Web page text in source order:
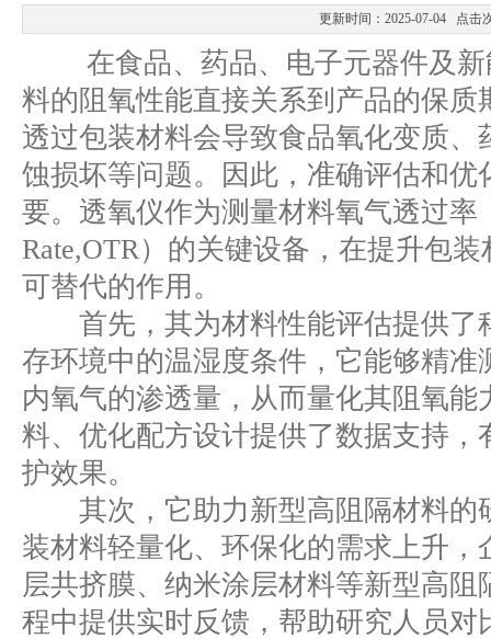
更新时间：2025-07-04 点击
在食品、药品、电子元器件及新
料的阻氧性能直接关系到产品的保
透过包装材料会导致食品氧化变质
蚀损坏等问题。因此，准确评估和优
要。透氧仪作为测量材料氧气透过率
Rate,OTR）的关键设备，在提升包
可替代的作用。
首先，其为材料性能评估提供了
存环境中的温湿度条件，它能够精
内氧气的渗透量，从而量化其阻氧
料、优化配方设计提供了数据支持
护效果。
其次，它助力新型高阻隔材料的
装材料轻量化、环保化的需求上升
层共挤膜、纳米涂层材料等新型高阻
程中提供实时反馈，帮助研究人员